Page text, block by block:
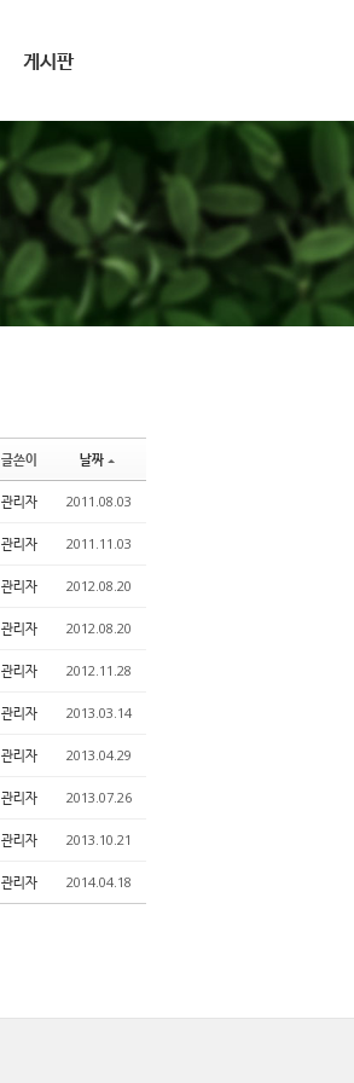
게시판
글쓴이 날짜
관리자 2011.08.03
관리자 2011.11.03
관리자 2012.08.20
관리자 2012.08.20
관리자 2012.11.28
관리자 2013.03.14
관리자 2013.04.29
관리자 2013.07.26
관리자 2013.10.21
관리자 2014.04.18